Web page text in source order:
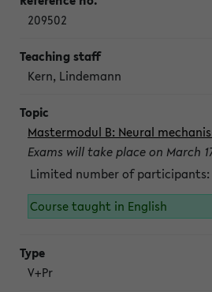
209502
Kern, Lindemann
Mastermodul B: Neural
Exams will take place on March
Limited number of participants:
Course taught in English
V+Pr